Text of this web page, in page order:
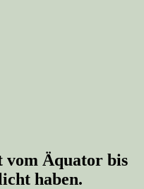
vom Äquator bis
haben.